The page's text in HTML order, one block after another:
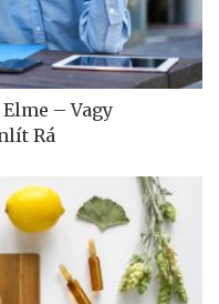
– Vagy
Rá